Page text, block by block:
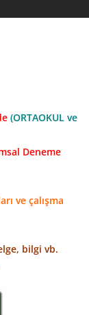
(ORTAOKUL ve
Deneme
ve çalışma
bilgi vb.